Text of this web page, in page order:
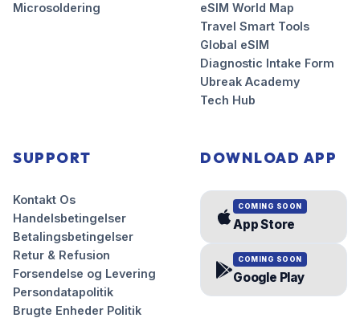
Microsoldering
eSIM World Map
Travel Smart Tools
Global eSIM
Diagnostic Intake Form
Ubreak Academy
Tech Hub
SUPPORT
Kontakt Os
Handelsbetingelser
Betalingsbetingelser
Retur & Refusion
Forsendelse og Levering
Persondatapolitik
Brugte Enheder Politik
DOWNLOAD APP
COMING SOON
App Store
COMING SOON
Google Play